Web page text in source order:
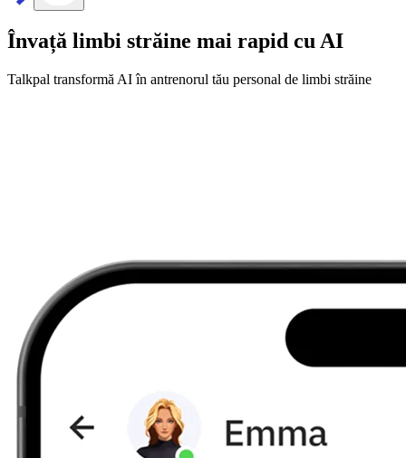
Învață limbi străine mai rapid cu AI
Talkpal transformă AI în antrenorul tău personal de limbi străine